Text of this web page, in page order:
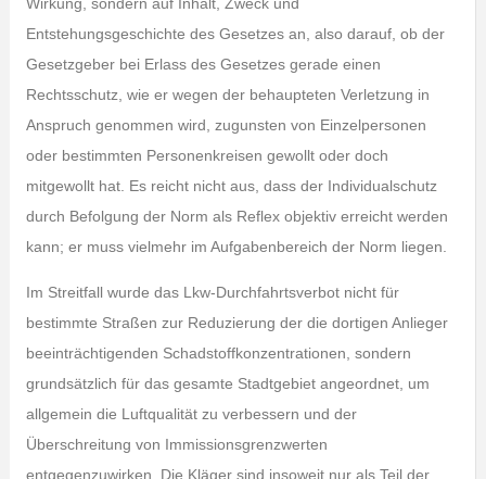
Entstehungsgeschichte des Gesetzes an, also darauf, ob der
Gesetzgeber bei Erlass des Gesetzes gerade einen
Rechtsschutz, wie er wegen der behaupteten Verletzung in
Anspruch genommen wird, zugunsten von Einzelpersonen
oder bestimmten Personenkreisen gewollt oder doch
mitgewollt hat. Es reicht nicht aus, dass der Individualschutz
durch Befolgung der Norm als Reflex objektiv erreicht werden
kann; er muss vielmehr im Aufgabenbereich der Norm liegen.
Im Streitfall wurde das Lkw-Durchfahrtsverbot nicht für
bestimmte Straßen zur Reduzierung der die dortigen Anlieger
beeinträchtigenden Schadstoffkonzentrationen, sondern
grundsätzlich für das gesamte Stadtgebiet angeordnet, um
allgemein die Luftqualität zu verbessern und der
Überschreitung von Immissionsgrenzwerten
entgegenzuwirken. Die Kläger sind insoweit nur als Teil der